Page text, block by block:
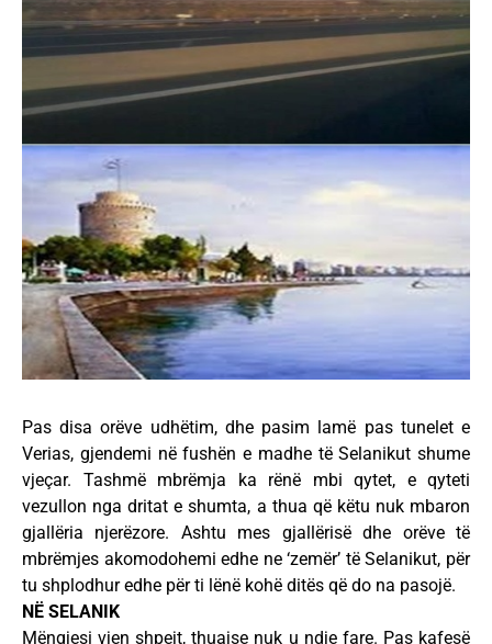
Pas disa orëve udhëtim, dhe pasim lamë pas tunelet e
Verias, gjendemi në fushën e madhe të Selanikut shume
vjeçar. Tashmë mbrëmja ka rënë mbi qytet, e qyteti
vezullon nga dritat e shumta, a thua që këtu nuk mbaron
gjallëria njerëzore. Ashtu mes gjallërisë dhe orëve të
mbrëmjes akomodohemi edhe ne ‘zemër’ të Selanikut, për
tu shplodhur edhe për ti lënë kohë ditës që do na pasojë.
NË SELANIK
Mëngjesi vjen shpejt, thuajse nuk u ndje fare. Pas kafesë